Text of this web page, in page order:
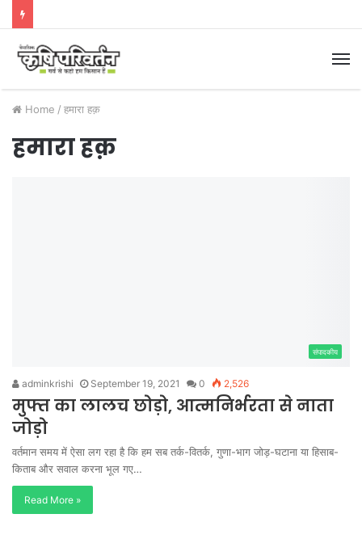
Home / हमारा हक़
हमारा हक़
संपादकीय
adminkrishi September 19, 2021 0 2,526
मुफ्त का लालच छोड़ो, आत्मनिर्भरता से नाता
जोड़ो
वर्तमान समय में ऐसा लग रहा है कि हम सब तर्क-वितर्क, गुणा-भाग जोड़-घटाना या हिसाब-
किताब और सवाल करना भूल गए…
Read More »